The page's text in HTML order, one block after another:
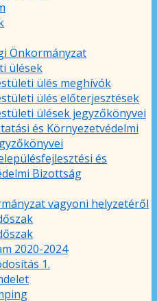
Önkormányzat
ülések
ülés meghívók
ülés előterjesztések
ülések jegyzőkönyvei
és Környezetvédelmi
és
Bizottság
vagyoni helyzetéről
2020-2024
1.